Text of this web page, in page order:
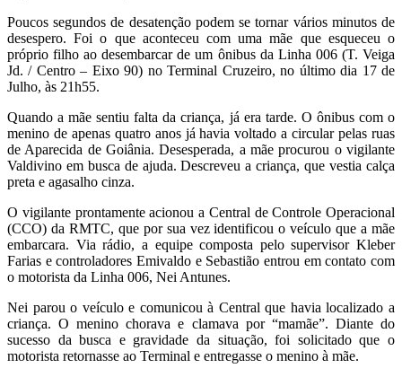
Poucos segundos de desatenção podem se tornar vários minutos de
desespero. Foi o que aconteceu com uma mãe que esqueceu o
próprio filho ao desembarcar de um ônibus da Linha 006 (T. Veiga
Jd. / Centro – Eixo 90) no Terminal Cruzeiro, no último dia 17 de
Julho, às 21h55.
Quando a mãe sentiu falta da criança, já era tarde. O ônibus com o
menino de apenas quatro anos já havia voltado a circular pelas ruas
de Aparecida de Goiânia. Desesperada, a mãe procurou o vigilante
Valdivino em busca de ajuda. Descreveu a criança, que vestia calça
preta e agasalho cinza.
O vigilante prontamente acionou a Central de Controle Operacional
(CCO) da RMTC, que por sua vez identificou o veículo que a mãe
embarcara. Via rádio, a equipe composta pelo supervisor Kleber
Farias e controladores Emivaldo e Sebastião entrou em contato com
o motorista da Linha 006, Nei Antunes.
Nei parou o veículo e comunicou à Central que havia localizado a
criança. O menino chorava e clamava por “mamãe”. Diante do
sucesso da busca e gravidade da situação, foi solicitado que o
motorista retornasse ao Terminal e entregasse o menino à mãe.